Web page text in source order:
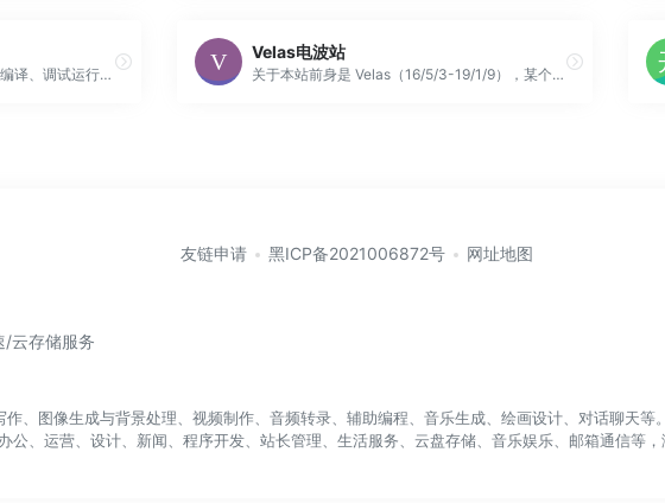
支持多语言，可以在线写代码，编译、调试运行的在线编译解释器
Velas电波站
关于本站前身是 Velas（16/5/3-19/1/9），某个为了练习前端技术和网页设计而建的小站。后因该网站没什么实际意义，不利于吸引流量和可持续发展，因此目标转向 内容毒电波的生产与传播，并改名 Velas电波站。
/云存储服务
友链申请 黑ICP备2021006872号 网址地图
、图像生成与背景处理、视频制作、音频转录、辅助编程、音乐生成、绘画设计、对话聊天
公、运营、设计、新闻、程序开发、站长管理、生活服务、云盘存储、音乐娱乐、邮箱通信等